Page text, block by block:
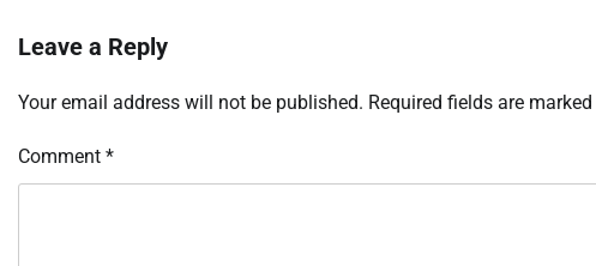
Leave a Reply
Your email address will not be published. Required fields are marked
Comment *